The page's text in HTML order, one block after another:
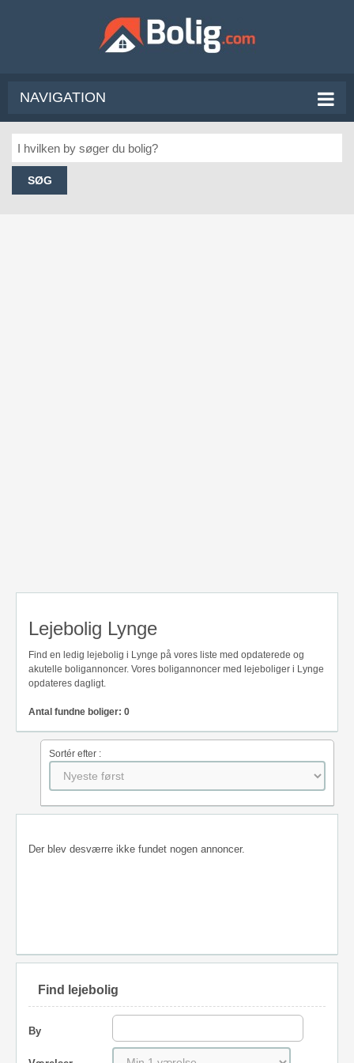
NAVIGATION
SØG
Lejebolig Lynge
Find en ledig lejebolig i Lynge på vores liste med opdaterede og
akutelle boligannoncer. Vores boligannoncer med lejeboliger i Lynge
opdateres dagligt.
Antal fundne boliger: 0
Sortér efter :
Der blev desværre ikke fundet nogen annoncer.
Find lejebolig
By